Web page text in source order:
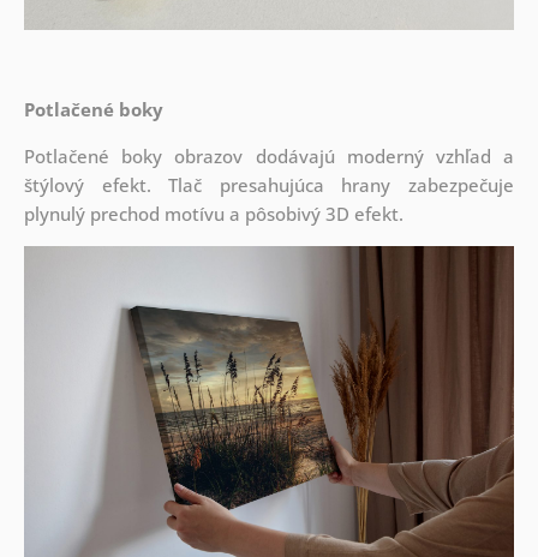
Potlačené boky
Potlačené boky obrazov dodávajú moderný vzhľad a
štýlový efekt. Tlač presahujúca hrany zabezpečuje
plynulý prechod motívu a pôsobivý 3D efekt.